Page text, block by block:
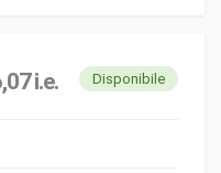
i.e. Disponibile